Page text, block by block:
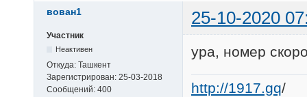
вован1 25-10-2020
Участник
Неактивен
Откуда: Ташкент
Зарегистрирован: 25-03-2018
Сообщений: 400
ура, номер
http://1917.gq/